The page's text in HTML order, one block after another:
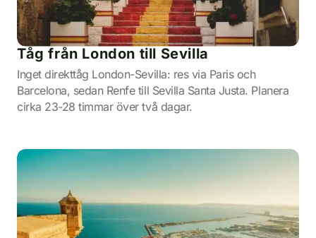
Tåg från London till Sevilla
Inget direkttåg London-Sevilla: res via Paris och
Barcelona, sedan Renfe till Sevilla Santa Justa. Planera
cirka 23-28 timmar över två dagar.